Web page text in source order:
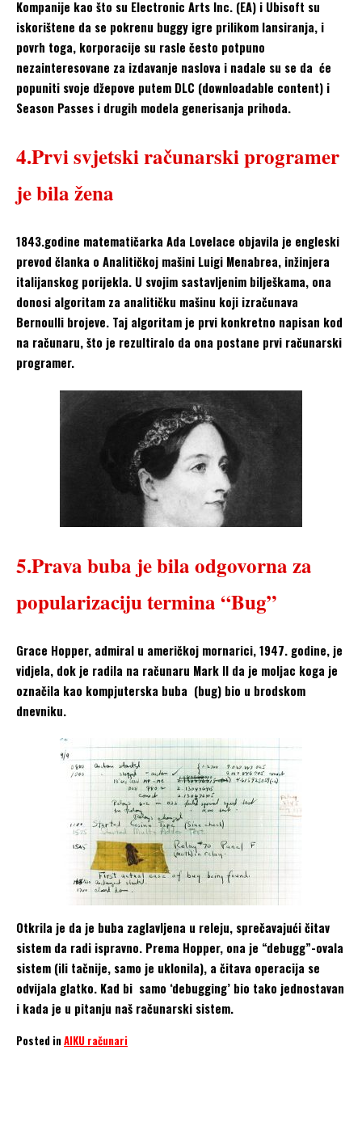
Kompanije kao što su Electronic Arts Inc. (EA) i Ubisoft su
iskorištene da se pokrenu buggy igre prilikom lansiranja, i
povrh toga, korporacije su rasle često potpuno
nezainteresovane za izdavanje naslova i nadale su se da će
popuniti svoje džepove putem DLC (downloadable content) i
Season Passes i drugih modela generisanja prihoda.
4.Prvi svjetski računarski programer
je bila žena
1843.godine matematičarka Ada Lovelace objavila je engleski
prevod članka o Analitičkoj mašini Luigi Menabrea, inžinjera
italijanskog porijekla. U svojim sastavljenim bilješkama, ona
donosi algoritam za analitičku mašinu koji izračunava
Bernoulli brojeve. Taj algoritam je prvi konkretno napisan kod
na računaru, što je rezultiralo da ona postane prvi računarski
programer.
5.Prava buba je bila odgovorna za
popularizaciju termina “Bug”
Grace Hopper, admiral u američkoj mornarici, 1947. godine, je
vidjela, dok je radila na računaru Mark II da je moljac koga je
označila kao kompjuterska buba (bug) bio u brodskom
dnevniku.
Otkrila je da je buba zaglavljena u releju, sprečavajući čitav
sistem da radi ispravno. Prema Hopper, ona je “debugg”-ovala
sistem (ili tačnije, samo je uklonila), a čitava operacija se
odvijala glatko. Kad bi samo ‘debugging’ bio tako jednostavan
i kada je u pitanju naš računarski sistem.
Posted inAIKU računari